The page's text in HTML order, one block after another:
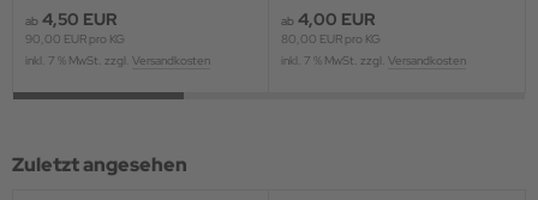
ab 4,50 EUR
90,00 EUR pro KG
inkl. 7 % MwSt. zzgl. Versandkosten
ab 4,00 EUR
80,00 EUR pro KG
inkl. 7 % MwSt. zzgl. Versandkosten
Zuletzt angesehen